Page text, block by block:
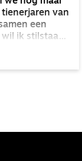
van
een
ik stilstaan
doet dat met